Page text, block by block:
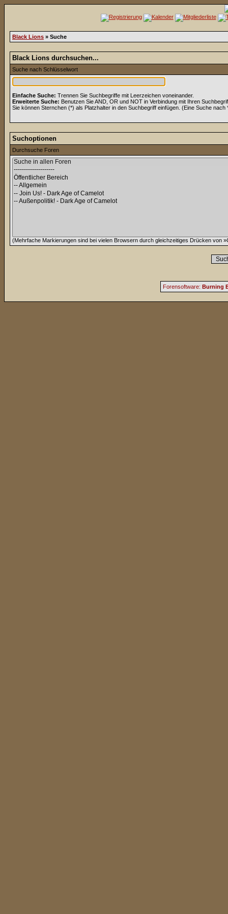
Black Lions » Suche
Black Lions durchsuchen...
Suche nach Schlüsselwort
Einfache Suche: Trennen Sie Suchbegriffe mit Leerzeichen voneinander.
Erweiterte Suche: Benutzen Sie AND, OR und NOT in Verbindung mit Ihren
Sie können Sternchen (*) als Platzhalter in den Suchbegriff einfügen. (Eine Suche
Suchoptionen
Durchsuche Foren
(Mehrfache Markierungen sind bei vielen Browsern durch gleichzeitiges Drücken von
Forensoftware: Burning